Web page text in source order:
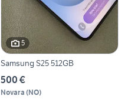
5
Samsung S25 512GB
500 €
Novara (NO)